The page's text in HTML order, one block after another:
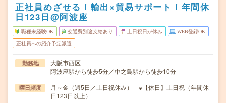
正社員めざせる！輸出×貿易サポート！年間休
日123日@阿波座
職種未経験OK 交通費別途支給あり 土日祝日が休み WEB登録OK
正社員への紹介予定派遣
勤務地
大阪市西区
阿波座駅から徒歩5分／中之島駅から徒歩10分
曜日頻度
月～金（週5日／土日祝休み） ※【休日】土日祝（年間休
日123日以上）